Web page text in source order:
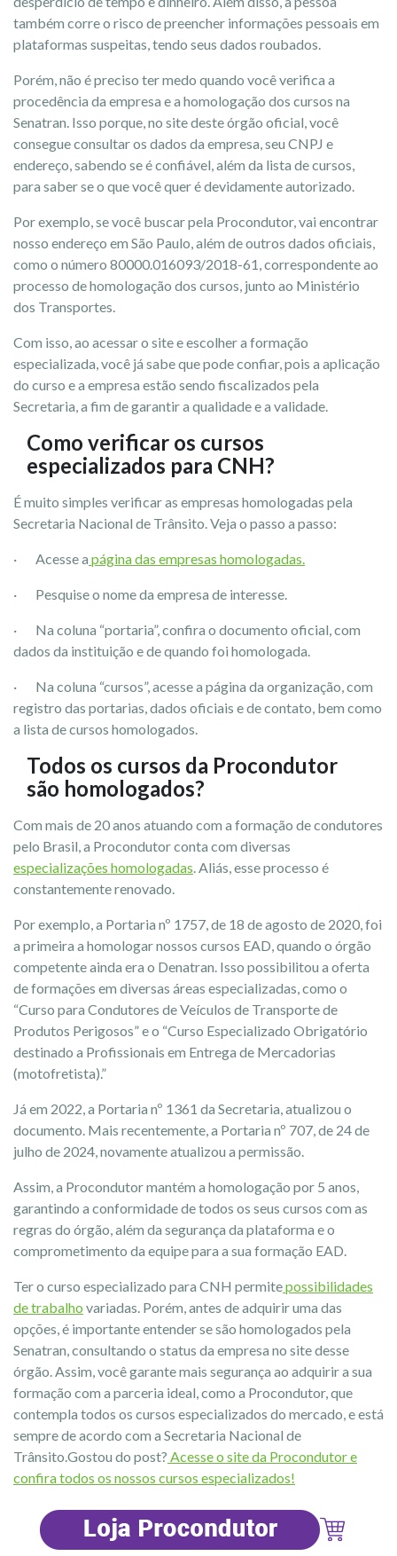
também corre o risco de preencher informações pessoais em
plataformas suspeitas, tendo seus dados roubados.
Porém, não é preciso ter medo quando você verifica a
procedência da empresa e a homologação dos cursos na
Senatran. Isso porque, no site deste órgão oficial, você
consegue consultar os dados da empresa, seu CNPJ e
endereço, sabendo se é confiável, além da lista de cursos,
para saber se o que você quer é devidamente autorizado.
Por exemplo, se você buscar pela Procondutor, vai encontrar
nosso endereço em São Paulo, além de outros dados oficiais,
como o número 80000.016093/2018-61, correspondente ao
processo de homologação dos cursos, junto ao Ministério
dos Transportes.
Com isso, ao acessar o site e escolher a formação
especializada, você já sabe que pode confiar, pois a aplicação
do curso e a empresa estão sendo fiscalizados pela
Secretaria, a fim de garantir a qualidade e a validade.
Como verificar os cursos
especializados para CNH?
É muito simples verificar as empresas homologadas pela
Secretaria Nacional de Trânsito. Veja o passo a passo:
· Acesse a página das empresas homologadas.
· Pesquise o nome da empresa de interesse.
· Na coluna “portaria”, confira o documento oficial, com
dados da instituição e de quando foi homologada.
· Na coluna “cursos”, acesse a página da organização, com
registro das portarias, dados oficiais e de contato, bem como
a lista de cursos homologados.
Todos os cursos da Procondutor
são homologados?
Com mais de 20 anos atuando com a formação de condutores
pelo Brasil, a Procondutor conta com diversas
especializações homologadas. Aliás, esse processo é
constantemente renovado.
Por exemplo, a Portaria nº 1757, de 18 de agosto de 2020, foi
a primeira a homologar nossos cursos EAD, quando o órgão
competente ainda era o Denatran. Isso possibilitou a oferta
de formações em diversas áreas especializadas, como o
“Curso para Condutores de Veículos de Transporte de
Produtos Perigosos” e o “Curso Especializado Obrigatório
destinado a Profissionais em Entrega de Mercadorias
(motofretista).”
Já em 2022, a Portaria nº 1361 da Secretaria, atualizou o
documento. Mais recentemente, a Portaria nº 707, de 24 de
julho de 2024, novamente atualizou a permissão.
Assim, a Procondutor mantém a homologação por 5 anos,
garantindo a conformidade de todos os seus cursos com as
regras do órgão, além da segurança da plataforma e o
comprometimento da equipe para a sua formação EAD.
Ter o curso especializado para CNH permitepossibilidades
de trabalho variadas. Porém, antes de adquirir uma das
opções, é importante entender se são homologados pela
Senatran, consultando o status da empresa no site desse
órgão. Assim, você garante mais segurança ao adquirir a sua
formação com a parceria ideal, como a Procondutor, que
contempla todos os cursos especializados do mercado, e está
sempre de acordo com a Secretaria Nacional de
Trânsito.Gostou do post? Acesse o site da Procondutor e
confira todos os nossos cursos especializados!